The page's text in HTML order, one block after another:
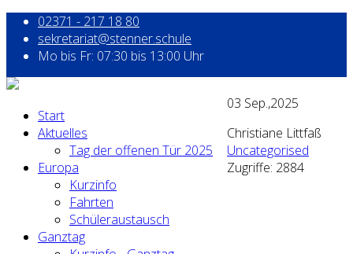
02371 - 217 18 80
sekretariat@stenner.schule
Mo bis Fr: 07:30 bis 13:00 Uhr
Start
Aktuelles
Tag der offenen Tür 2025
Europa
Kurzinfo
Fahrten
Schüleraustausch
Ganztag
03 Sep.,2025
Christiane Littfaß
Uncategorised
Zugriffe: 2884